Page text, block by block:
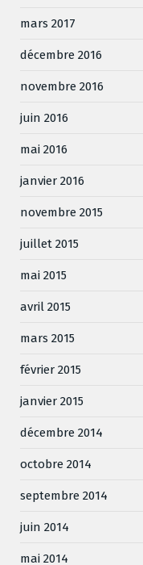
mars 2017
décembre 2016
novembre 2016
juin 2016
mai 2016
janvier 2016
novembre 2015
juillet 2015
mai 2015
avril 2015
mars 2015
février 2015
janvier 2015
décembre 2014
octobre 2014
septembre 2014
juin 2014
mai 2014